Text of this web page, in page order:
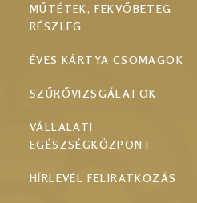
MŰTÉTEK, FEKVŐBETEG
RÉSZLEG
ÉVES KÁRTYA CSOMAGOK
SZŰRŐVIZSGÁLATOK
VÁLLALATI
EGÉSZSÉGKÖZPONT
HÍRLEVÉL FELIRATKOZÁS